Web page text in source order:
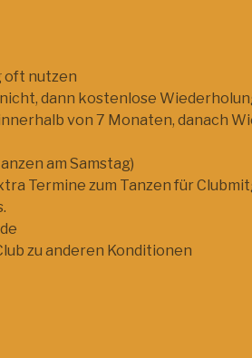
oft nutzen
dann kostenlose
von 7 Monaten, danach
am Samstag)
Termine zum Tanzen für
zu anderen Konditionen